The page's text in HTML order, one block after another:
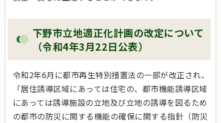
下野市立地適正化計画の改定について
（令和4年3月22日公表）
令和2年6月に都市再生特別措置法の一部が改正され、
「居住誘導区域にあっては住宅の、都市機能誘導区域
にあっては誘導施設の立地及び立地の誘導を図るため
の都市の防災に関する機能の確保に関する指針（防災